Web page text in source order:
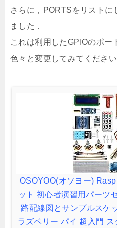
さらに，PORTSをリストに
ました．
これは利用したGPIOのポー
色々と変更してみてください
OSOYOO(オソヨー)
ット 初心者演習用パーツ
路配線図とサンプルスケ
ラズベリー パイ 超入門